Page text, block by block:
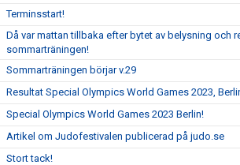
Terminsstart!
Då var mattan tillbaka efter bytet av belysning och
sommarträningen!
Sommarträningen börjar v.29
Resultat Special Olympics World Games 2023,
Special Olympics World Games 2023 Berlin!
Artikel om Judofestivalen publicerad på judo.se
Stort tack!